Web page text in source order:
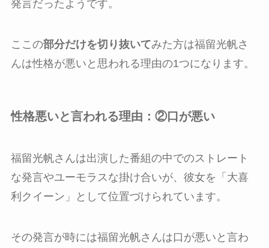
発言だったようです。
ここの部分だけを切り抜いてみた方は福留光帆さ
んは性格が悪いと思われる理由の1つになります。
性格悪いと言われる理由：②口が悪い
福留光帆さんは出演した番組の中でのストレート
な発言やユーモラスな掛け合いが、彼女を「大喜
利クイーン」として位置づけられています。
その発言が時には福留光帆さんは口が悪いと言わ